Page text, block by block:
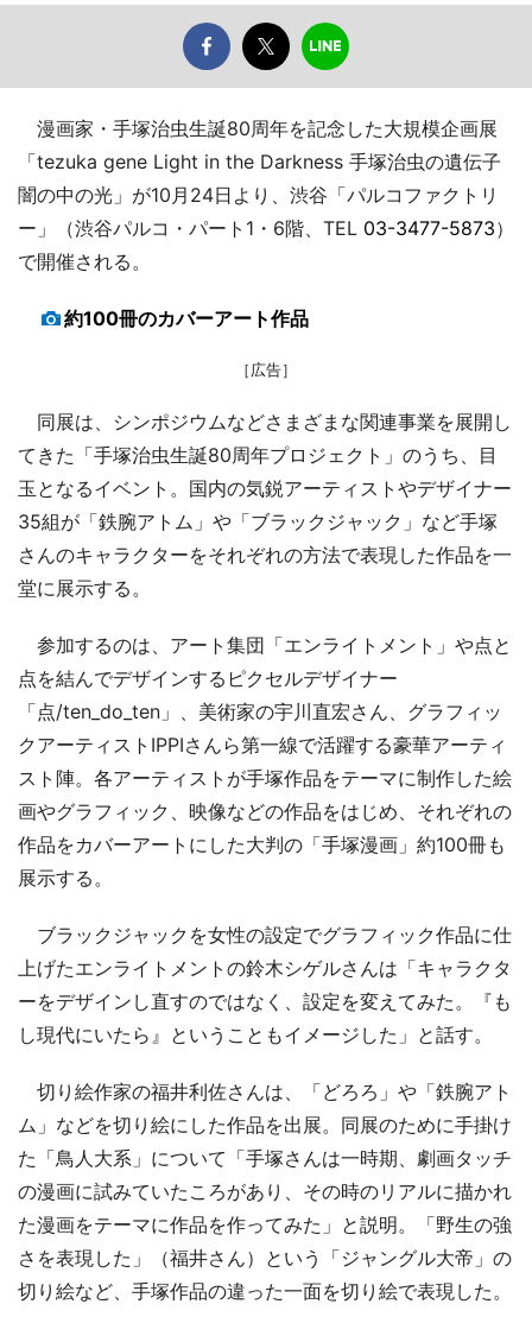
漫画家・手塚治虫生誕80周年を記念した大規模企画展
「tezuka gene Light in the Darkness 手塚治虫の遺伝子
闇の中の光」が10月24日より、渋谷「パルコファクトリ
ー」（渋谷パルコ・パート1・6階、TEL 03-3477-5873）
で開催される。
約100冊のカバーアート作品
［広告］
同展は、シンポジウムなどさまざまな関連事業を展開し
てきた「手塚治虫生誕80周年プロジェクト」のうち、目
玉となるイベント。国内の気鋭アーティストやデザイナー
35組が「鉄腕アトム」や「ブラックジャック」など手塚
さんのキャラクターをそれぞれの方法で表現した作品を一
堂に展示する。
参加するのは、アート集団「エンライトメント」や点と
点を結んでデザインするピクセルデザイナー
「点/ten_do_ten」、美術家の宇川直宏さん、グラフィッ
クアーティストIPPIさんら第一線で活躍する豪華アーティ
スト陣。各アーティストが手塚作品をテーマに制作した絵
画やグラフィック、映像などの作品をはじめ、それぞれの
作品をカバーアートにした大判の「手塚漫画」約100冊も
展示する。
ブラックジャックを女性の設定でグラフィック作品に仕
上げたエンライトメントの鈴木シゲルさんは「キャラクタ
ーをデザインし直すのではなく、設定を変えてみた。『も
し現代にいたら』ということもイメージした」と話す。
切り絵作家の福井利佐さんは、「どろろ」や「鉄腕アト
ム」などを切り絵にした作品を出展。同展のために手掛け
た「鳥人大系」について「手塚さんは一時期、劇画タッチ
の漫画に試みていたころがあり、その時のリアルに描かれ
た漫画をテーマに作品を作ってみた」と説明。「野生の強
さを表現した」（福井さん）という「ジャングル大帝」の
切り絵など、手塚作品の違った一面を切り絵で表現した。